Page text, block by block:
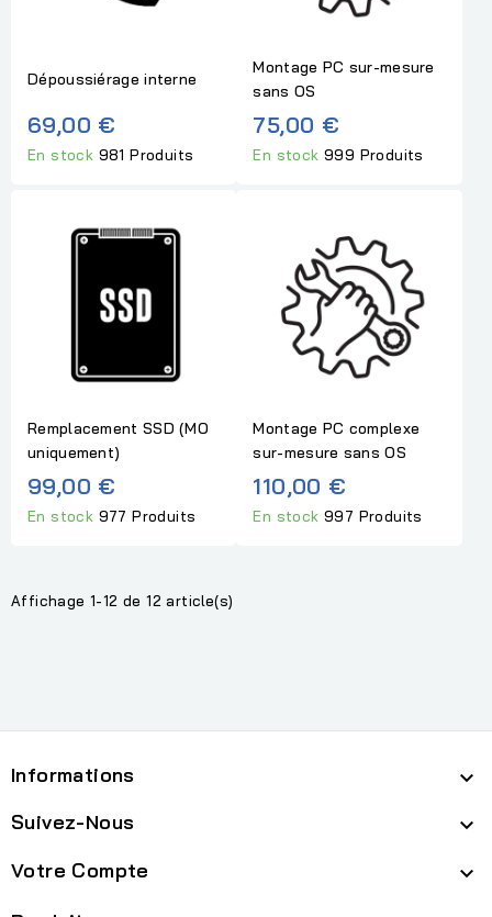
Dépoussiérage interne
69,00 €
En stock 981 Produits
Montage PC sur-mesure
sans OS
75,00 €
En stock999 Produits
Remplacement SSD (MO
uniquement)
99,00 €
En stock 977 Produits
Montage PC complexe
sur-mesure sans OS
110,00 €
En stock997 Produits
Affichage 1-12 de 12 article(s)
Informations 
Suivez-Nous 
Votre Compte 